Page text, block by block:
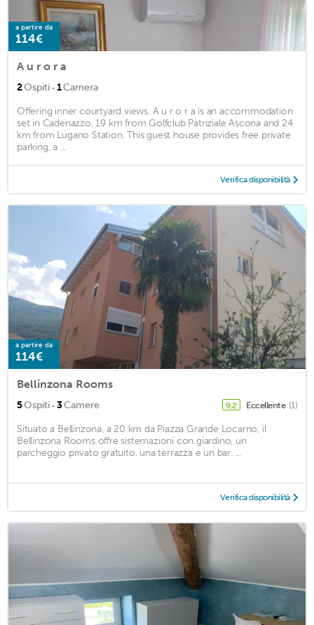
a partire da
114€
A u r o r a
2Ospiti · 1Camera
Offering inner courtyard views, A u r o r a is an accommodation
set in Cadenazzo, 19 km from Golfclub Patriziale Ascona and 24
km from Lugano Station. This guest house provides free private
parking, a ...
Verifica disponibilità
a partire da
114€
Bellinzona Rooms
5Ospiti · 3Camere 9,2 Eccellente (1)
Situato a Bellinzona, a 20 km da Piazza Grande Locarno, il
Bellinzona Rooms offre sistemazioni con giardino, un
parcheggio privato gratuito, una terrazza e un bar. ...
Verifica disponibilità